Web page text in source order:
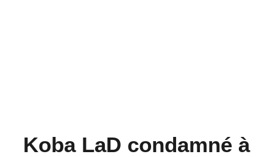
Koba LaD condamné à